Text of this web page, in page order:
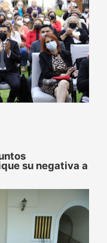
su negativa a